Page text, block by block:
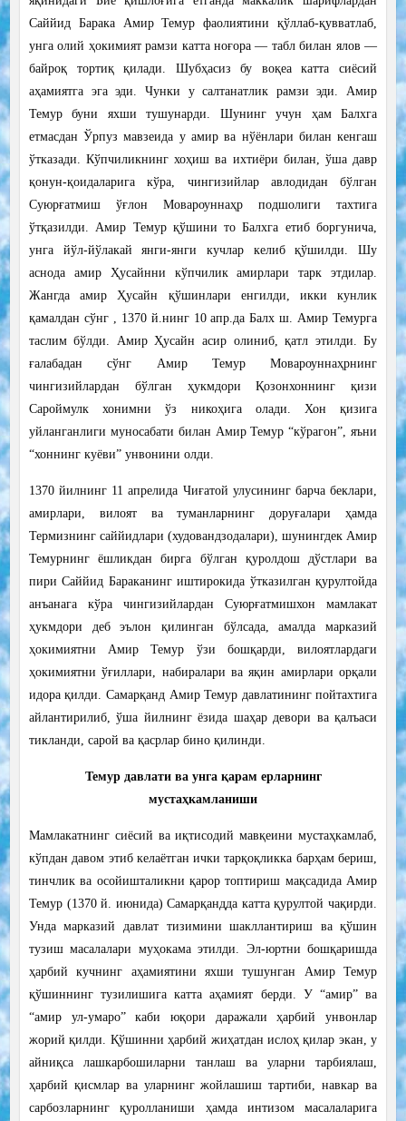
Саййид Барака Амир Темур фаолиятини қўллаб-қувватлаб,
унга олий ҳокимият рамзи катта ноғора — табл билан ялов —
байроқ тортиқ қилади. Шубҳасиз бу воқеа катта сиёсий
аҳамиятга эга эди. Чунки у салтанатлик рамзи эди. Амир
Темур буни яхши тушунарди. Шунинг учун ҳам Балхга
етмасдан Ўрпуз мавзеида у амир ва нўёнлари билан кенгаш
ўтказади. Кўпчиликнинг хоҳиш ва ихтиёри билан, ўша давр
қонун-қоидаларига кўра, чингизийлар авлодидан бўлган
Суюрғатмиш ўғлон Мовароуннаҳр подшолиги тахтига
ўтқазилди. Амир Темур қўшини то Балхга етиб боргунича,
унга йўл-йўлакай янги-янги кучлар келиб қўшилди. Шу
аснода амир Ҳусайнни кўпчилик амирлари тарк этдилар.
Жангда амир Ҳусайн қўшинлари енгилди, икки кунлик
қамалдан сўнг , 1370 й.нинг 10 апр.да Балх ш. Амир Темурга
таслим бўлди. Амир Ҳусайн асир олиниб, қатл этилди. Бу
ғалабадан сўнг Амир Темур Мовароуннаҳрнинг
чингизийлардан бўлган ҳукмдори Қозонхоннинг қизи
Сароймулк хонимни ўз никоҳига олади. Хон қизига
уйланганлиги муносабати билан Амир Темур “кўрагон”, яъни
“хоннинг куёви” унвонини олди.
1370 йилнинг 11 апрелида Чиғатой улусининг барча беклари,
амирлари, вилоят ва туманларнинг доруғалари ҳамда
Термизнинг саййидлари (худовандзодалари), шунингдек Амир
Темурнинг ёшликдан бирга бўлган қуролдош дўстлари ва
пири Саййид Бараканинг иштирокида ўтказилган қурултойда
анъанага кўра чингизийлардан Суюрғатмишхон мамлакат
ҳукмдори деб эълон қилинган бўлсада, амалда марказий
ҳокимиятни Амир Темур ўзи бошқарди, вилоятлардаги
ҳокимиятни ўғиллари, набиралари ва яқин амирлари орқали
идора қилди. Самарқанд Амир Темур давлатининг пойтахтига
айлантирилиб, ўша йилнинг ёзида шаҳар девори ва қалъаси
тикланди, сарой ва қасрлар бино қилинди.
Темур давлати ва унга қарам ерларнинг
мустаҳкамланиши
Мамлакатнинг сиёсий ва иқтисодий мавқеини мустаҳкамлаб,
кўпдан давом этиб келаётган ички тарқоқликка барҳам бериш,
тинчлик ва осойишталикни қарор топтириш мақсадида Амир
Темур (1370 й. июнида) Самарқандда катта қурултой чақирди.
Унда марказий давлат тизимини шакллантириш ва қўшин
тузиш масалалари муҳокама этилди. Эл-юртни бошқаришда
ҳарбий кучнинг аҳамиятини яхши тушунган Амир Темур
қўшиннинг тузилишига катта аҳамият берди. У “амир” ва
“амир ул-умаро” каби юқори даражали ҳарбий унвонлар
жорий қилди. Қўшинни ҳарбий жиҳатдан ислоҳ қилар экан, у
айниқса лашкарбошиларни танлаш ва уларни тарбиялаш,
ҳарбий қисмлар ва уларнинг жойлашиш тартиби, навкар ва
сарбозларнинг қуролланиши ҳамда интизом масалаларига